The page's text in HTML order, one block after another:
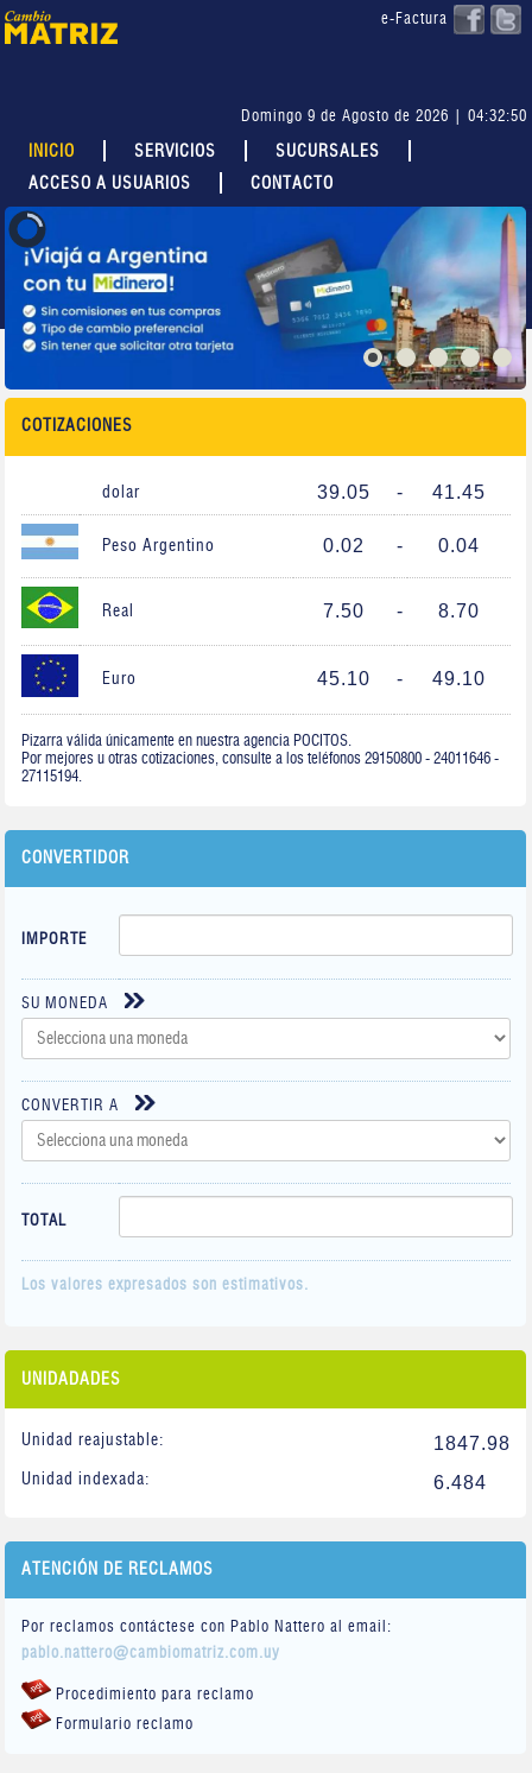
e-Factura
Domingo 9 de Agosto de 2026 | 04:32:50
INICIO SERVICIOS
SUCURSALES
ACCESO A USUARIOS
CONTACTO
COTIZACIONES
dolar 39.05 - 41.45
Peso Argentino 0.02 - 0.04
Real 7.50 - 8.70
Euro 45.10 - 49.10
Pizarra válida únicamente en nuestra agencia POCITOS.
Por mejores u otras cotizaciones, consulte a los teléfonos 29150800 - 24011646 -
27115194.
CONVERTIDOR
IMPORTE
SU MONEDA
CONVERTIR A
TOTAL
Los valores expresados son estimativos.
UNIDADADES
Unidad reajustable: 1847.98
Unidad indexada: 6.484
ATENCIÓN DE RECLAMOS
Por reclamos contáctese con Pablo Nattero al email:
pablo.nattero@cambiomatriz.com.uy
Procedimiento para reclamo
Formulario reclamo